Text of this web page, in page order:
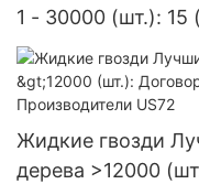
1 - 30000 (шт.): 15
Поставка в США
Жидкие гвозди
дерева >12000